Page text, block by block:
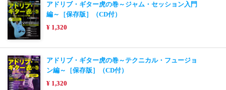
アドリブ・ギター虎の巻～ジャム・セッション入門
編～［保存版］（CD付）
¥ 1,320
アドリブ・ギター虎の巻～テクニカル・フュージョ
ン編～［保存版］（CD付）
¥ 1,320